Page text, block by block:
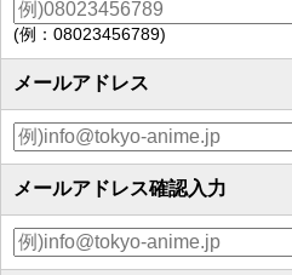
(例：08023456789)
メールアドレス
メールアドレス確認入力